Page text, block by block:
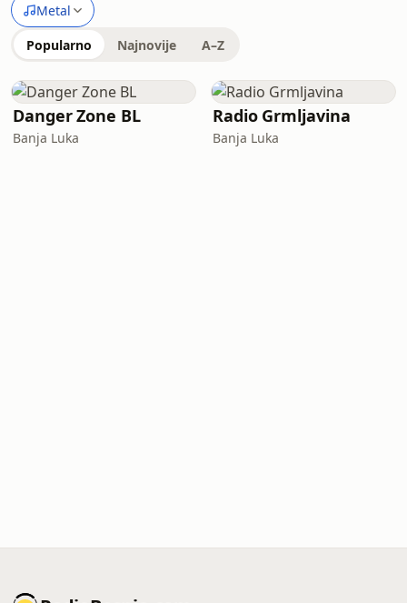
Metal
Popularno Najnovije A–Z
Danger Zone BL
Banja Luka
Radio Grmljavina
Banja Luka